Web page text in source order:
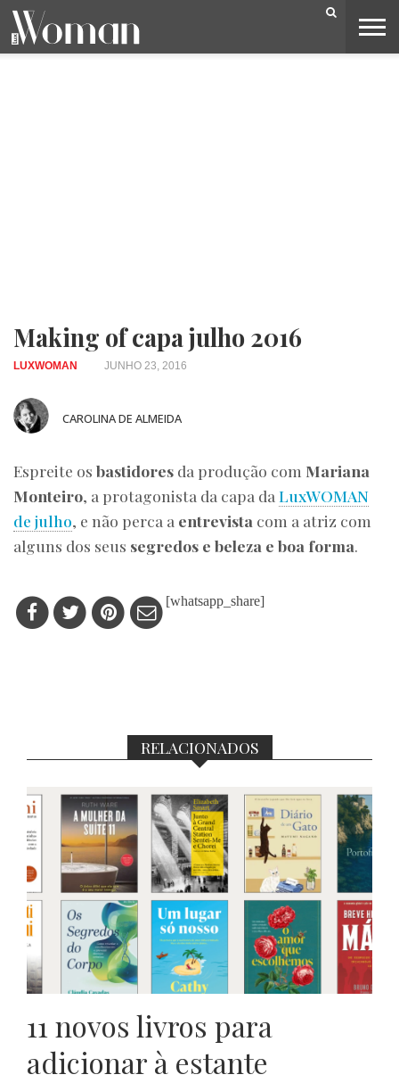
Making of capa julho 2016
LUXWOMAN JUNHO 23, 2016
CAROLINA DE ALMEIDA
Espreite os bastidores da produção com Mariana
Monteiro, a protagonista da capa da LuxWOMAN
de julho, e não perca a entrevista com a atriz com
alguns dos seus segredos e beleza e boa forma.
[whatsapp_share]
RELACIONADOS
11 novos livros para
adicionar à estante